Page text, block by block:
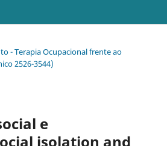
- Terapia Ocupacional frente ao
2526-3544)
e
isolation and